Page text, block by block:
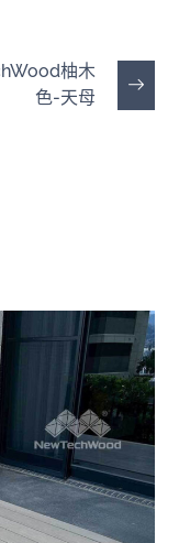
柚木
色-天母
對照